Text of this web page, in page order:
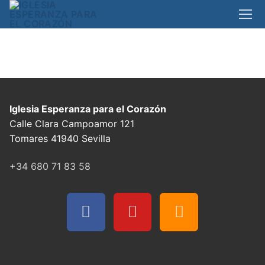
Iglesia Esperanza para el Corazón
Calle Clara Campoamor 121
Tomares 41940 Sevilla
+34 680 71 83 58